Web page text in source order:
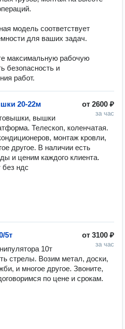
модель соответствует
для ваших задач.
максимальную рабочую
безопасность и
работ.
от 2600 ₽
за час
20-22м
вышки
Телескоп, коленчатая.
монтаж кровли,
другое. В наличии есть
и ценим каждого клиента.
без ндс
от 3100 ₽
за час
5т
10т
стрелы. Возим метал, доски,
и многое другое. Звоните,
по цене и срокам.